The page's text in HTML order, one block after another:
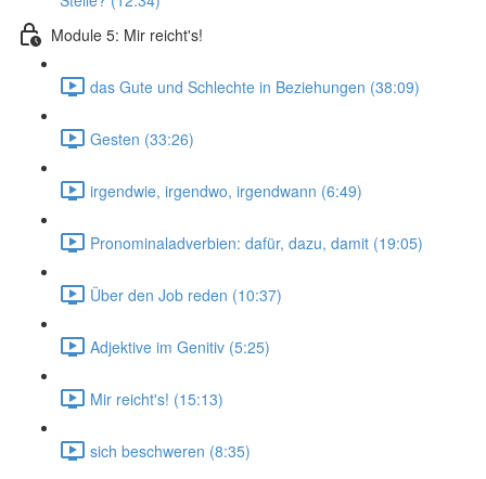
Module 5: Mir reicht's!
das Gute und Schlechte in Beziehungen (38:09)
Gesten (33:26)
irgendwie, irgendwo, irgendwann (6:49)
Pronominaladverbien: dafür, dazu, damit (19:05)
Über den Job reden (10:37)
Adjektive im Genitiv (5:25)
Mir reicht's! (15:13)
sich beschweren (8:35)